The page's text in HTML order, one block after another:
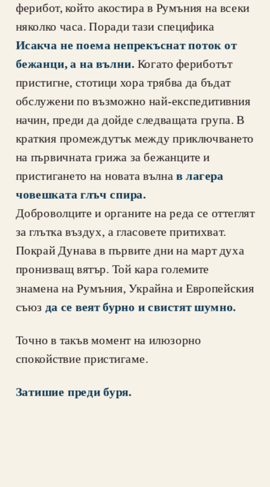
ферибот, който акостира в Румъния на всеки
Исакча не поема непрекъснат поток от
бежанци, а на вълни. Когато фериботът
пристигне, стотици хора трябва да бъдат
обслужени по възможно най-експедитивния
начин, преди да дойде следващата група. В
краткия промеждутък между приключването
на първичната грижа за бежанците и
пристигането на новата вълна в лагера
човешката глъч спира.
Доброволците и органите на реда се оттеглят
за глътка въздух, а гласовете притихват.
Покрай Дунава в първите дни на март духа
пронизващ вятър. Той кара големите
знамена на Румъния, Украйна и Европейския
съюз да се веят бурно и свистят шумно.
Точно в такъв момент на илюзорно
спокойствие пристигаме.
Затишие преди буря.